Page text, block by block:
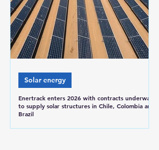
Enertrack enters 2026 with contracts underway
to supply solar structures in Chile, Colombia and
Brazil
Solar energy